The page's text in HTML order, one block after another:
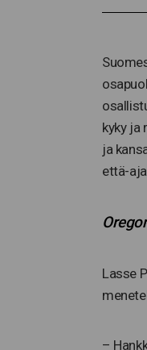
kyky ja
ja
että-
Lasse
–